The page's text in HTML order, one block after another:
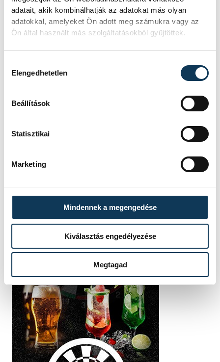
adatait, akik kombinálhatják az adatokat más olyan
adatokkal, amelyeket Ön adott meg számukra vagy az
Ön által használt más szolgáltatásokból gyűjtöttek.
Elengedhetetlen
Beállítások
Statisztikai
Marketing
Mindennek a megengedése
Kiválasztás engedélyezése
Megtagad
SZERZŐ
Szabó
FOTÓS
Domján